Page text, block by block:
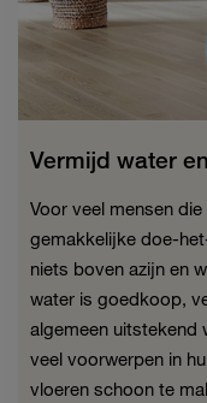
Vermijd water
Voor veel mensen
gemakkelijke doe-
niets boven azijn en
water is goedkoop,
algemeen uitstekend
veel voorwerpen in
vloeren schoon te